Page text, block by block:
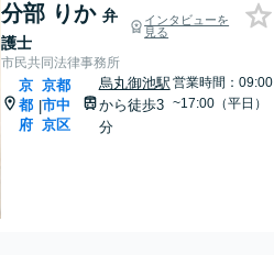
分部 りか 弁
護士
インタビューを
見る
市民共同法律事務所
京
都
府
|
京都
市中
京区
烏丸御池駅
から徒歩3
分
営業時間：09:00
~17:00（平日）